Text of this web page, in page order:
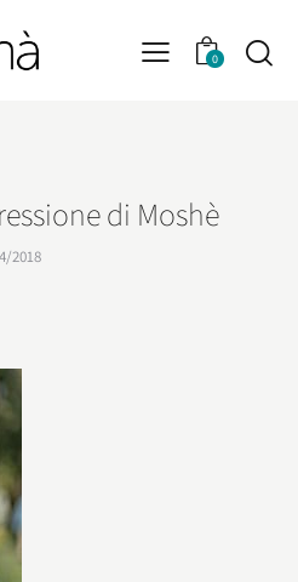
0
di Moshè
2018